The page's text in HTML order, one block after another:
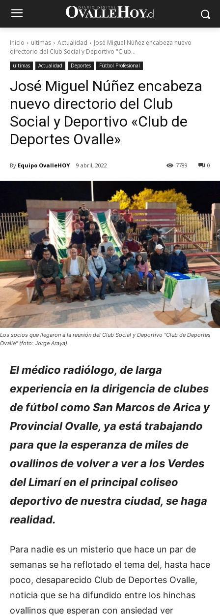
Inicio ultimas Actualidad
José Miguel Núñez encabeza nuevo
directorio del Club Social y Deportivo "Club...
ultimas Actualidad Deportes Fútbol Profesional
José Miguel Núñez encabeza
nuevo directorio del Club
Social y Deportivo «Club de
Deportes Ovalle»
By Equipo OvalleHOY 9 abril, 2022 0
7789
Los socios que llegaron a la reunión del Club Social y Deportivo "Club de Deportes
Ovalle" (foto: Jorge Araya).
El médico radiólogo, de larga
experiencia en la dirigencia de clubes
de fútbol como San Marcos de Arica y
Provincial Ovalle, ya está trabajando
para que la esperanza de miles de
ovallinos de volver a ver a los Verdes
del Limarí en el principal coliseo
deportivo de nuestra ciudad, se haga
realidad.
Para nadie es un misterio que hace un par de
semanas se ha reflotado el tema del, hasta hace
poco, desaparecido Club de Deportes Ovalle,
noticia que se ha difundido entre los hinchas
ovallinos que esperan con ansiedad ver